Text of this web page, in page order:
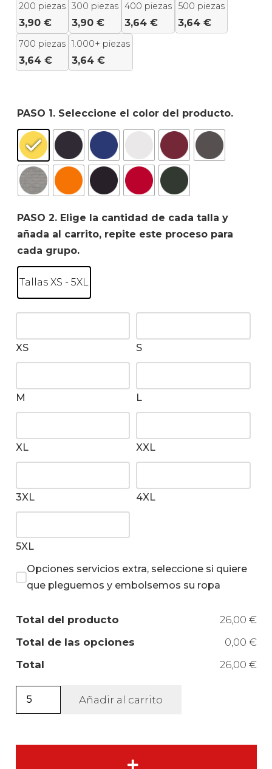
200 piezas
3,90 €
300 piezas
3,90 €
400 piezas
3,64 €
500 piezas
3,64 €
700 piezas
3,64 €
1.000+ piezas
3,64 €
PASO 1. Seleccione el color del producto.
PASO 2. Elige la cantidad de cada talla y
añada al carrito, repite este proceso para
cada grupo.
Tallas XS - 5XL
XS S
M L
XL XXL
3XL 4XL
5XL
Opciones servicios extra, seleccione si quiere
que pleguemos y embolsemos su ropa
Total del producto
26,00 €
Total de las opciones
0,00 €
Total
26,00 €
Camiseta
manga
Añadir al carrito